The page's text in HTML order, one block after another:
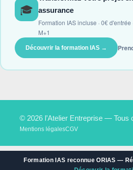
🎓
assurance
Formation IAS incluse · 0€
M+1
Découvrir la formation IAS →
© 2026 l’Atelier Entreprise — Tous
Mentions légalesCGV
Formation IAS reconnue ORIAS —